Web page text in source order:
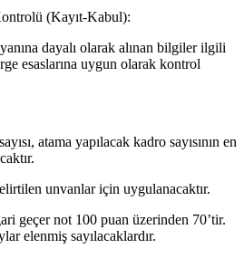
(Kayıt-Kabul):
dayalı olarak alınan bilgiler ilgili
esaslarına uygun olarak kontrol
atama yapılacak kadro sayısının en
unvanlar için uygulanacaktır.
geçer not 100 puan üzerinden 70’tir.
elenmiş sayılacaklardır.